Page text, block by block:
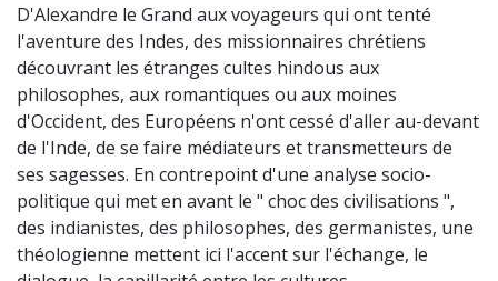
D'Alexandre le Grand aux voyageurs qui ont tenté
l'aventure des Indes, des missionnaires chrétiens
découvrant les étranges cultes hindous aux
philosophes, aux romantiques ou aux moines
d'Occident, des Européens n'ont cessé d'aller au-devant
de l'Inde, de se faire médiateurs et transmetteurs de
ses sagesses. En contrepoint d'une analyse socio-
politique qui met en avant le " choc des civilisations ",
des indianistes, des philosophes, des germanistes, une
théologienne mettent ici l'accent sur l'échange, le